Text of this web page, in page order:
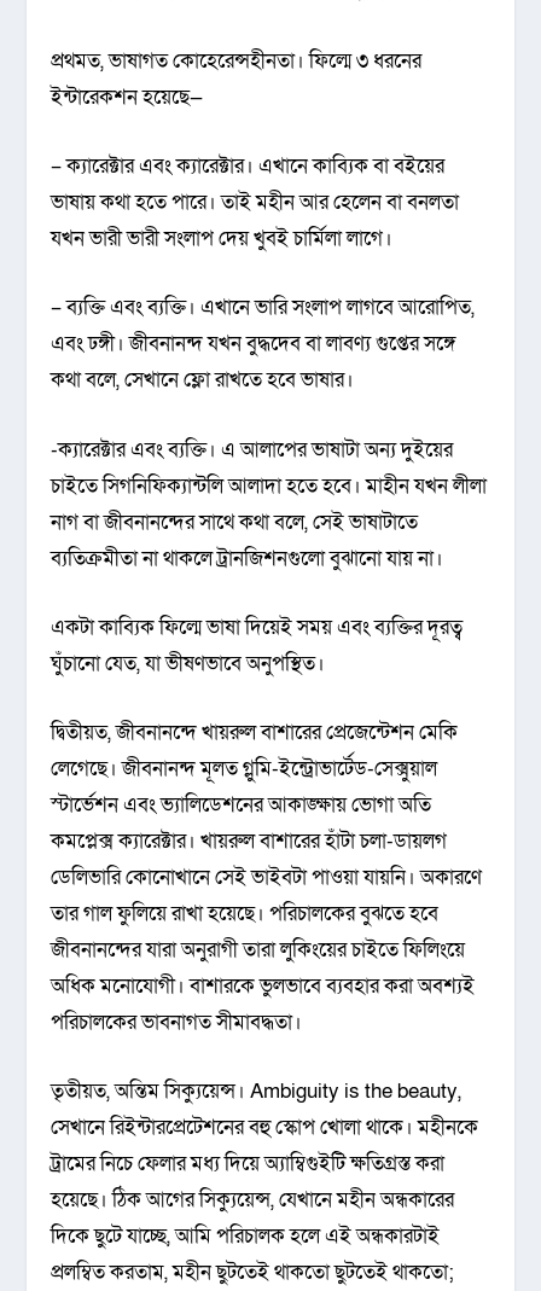
প্রথমত, ভাষাগত কোহেরেন্সহীনতা। ফিল্মে ৩ ধরনের
ইন্টারেকশন হয়েছে—
– ক্যারেক্টার এবং ক্যারেক্টার। এখানে কাব্যিক বা বইয়ের
ভাষায় কথা হতে পারে। তাই মহীন আর হেলেন বা বনলতা
যখন ভারী ভারী সংলাপ দেয় খুবই চার্মিলা লাগে।
– ব্যক্তি এবং ব্যক্তি। এখানে ভারি সংলাপ লাগবে আরোপিত,
এবং ঢঙ্গী। জীবনানন্দ যখন বুদ্ধদেব বা লাবণ্য গুপ্তের সঙ্গে
কথা বলে, সেখানে ফ্লো রাখতে হবে ভাষার।
-ক্যারেক্টার এবং ব্যক্তি। এ আলাপের ভাষাটা অন্য দুইয়ের
চাইতে সিগনিফিক্যান্টলি আলাদা হতে হবে। মাহীন যখন লীলা
নাগ বা জীবনানন্দের সাথে কথা বলে, সেই ভাষাটাতে
ব্যতিক্রমীতা না থাকলে ট্রানজিশনগুলো বুঝানো যায় না।
একটা কাব্যিক ফিল্মে ভাষা দিয়েই সময় এবং ব্যক্তির দূরত্ব
ঘুঁচানো যেত, যা ভীষণভাবে অনুপস্থিত।
দ্বিতীয়ত, জীবনানন্দে খায়রুল বাশারের প্রেজেন্টেশন মেকি
লেগেছে। জীবনানন্দ মূলত গ্লুমি-ইন্ট্রোভার্টেড-সেক্সুয়াল
স্টার্ভেশন এবং ভ্যালিডেশনের আকাঙ্ক্ষায় ভোগা অতি
কমপ্লেক্স ক্যারেক্টার। খায়রুল বাশারের হাঁটা চলা-ডায়লগ
ডেলিভারি কোনোখানে সেই ভাইবটা পাওয়া যায়নি। অকারণে
তার গাল ফুলিয়ে রাখা হয়েছে। পরিচালকের বুঝতে হবে
জীবনানন্দের যারা অনুরাগী তারা লুকিংয়ের চাইতে ফিলিংয়ে
অধিক মনোযোগী। বাশারকে ভুলভাবে ব্যবহার করা অবশ্যই
পরিচালকের ভাবনাগত সীমাবদ্ধতা।
তৃতীয়ত, অন্তিম সিক্যুয়েন্স। Ambiguity is the beauty,
সেখানে রিইন্টারপ্রেটেশনের বহু স্কোপ খোলা থাকে। মহীনকে
ট্রামের নিচে ফেলার মধ্য দিয়ে অ্যাম্বিগুইটি ক্ষতিগ্রস্ত করা
হয়েছে। ঠিক আগের সিক্যুয়েন্স, যেখানে মহীন অন্ধকারের
দিকে ছুটে যাচ্ছে, আমি পরিচালক হলে এই অন্ধকারটাই
প্রলম্বিত করতাম, মহীন ছুটতেই থাকতো ছুটতেই থাকতো;